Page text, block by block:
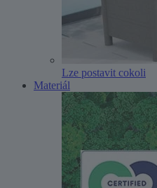
Lze postavit cokoli
Materiál